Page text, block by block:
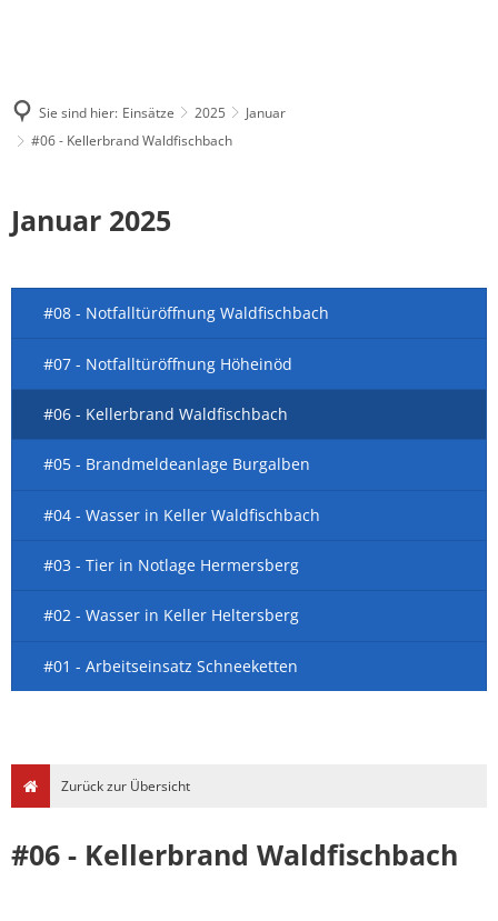
Sie sind hier: Einsätze 2025
Januar
#06 - Kellerbrand Waldfischbach
Januar 2025
#08 - Notfalltüröffnung Waldfischbach
#07 - Notfalltüröffnung Höheinöd
#06 - Kellerbrand Waldfischbach
#05 - Brandmeldeanlage Burgalben
#04 - Wasser in Keller Waldfischbach
#03 - Tier in Notlage Hermersberg
#02 - Wasser in Keller Heltersberg
#01 - Arbeitseinsatz Schneeketten
Zurück zur Übersicht
#06 - Kellerbrand Waldfischbach